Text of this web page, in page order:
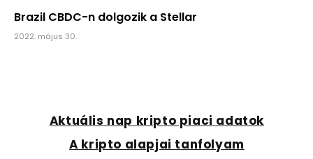
Brazil CBDC-n dolgozik a Stellar
2022. május 30.
Aktuális nap kripto piaci adatok
A kripto alapjai tanfolyam